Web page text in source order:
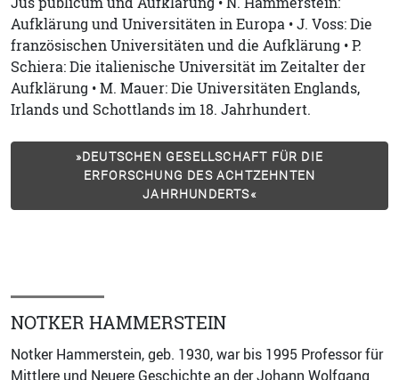
Aufklärung und Universitäten in Europa • J. Voss: Die
französischen Universitäten und die Aufklärung • P.
Schiera: Die italienische Universität im Zeitalter der
Aufklärung • M. Mauer: Die Universitäten Englands,
Irlands und Schottlands im 18. Jahrhundert.
»DEUTSCHEN GESELLSCHAFT FÜR DIE
ERFORSCHUNG DES ACHTZEHNTEN
JAHRHUNDERTS«
NOTKER HAMMERSTEIN
Notker Hammerstein, geb. 1930, war bis 1995 Professor für
Mittlere und Neuere Geschichte an der Johann Wolfgang